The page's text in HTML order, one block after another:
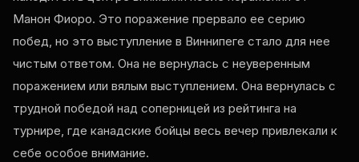
Манон Фиоро. Это поражение прервало ее серию
побед, но это выступление в Виннипеге стало для нее
чистым ответом. Она не вернулась с неуверенным
поражением или вялым выступлением. Она вернулась с
трудной победой над соперницей из рейтинга на
турнире, где канадские бойцы весь вечер привлекали к
себе особое внимание.